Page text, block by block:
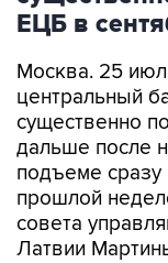
ЕЦБ в
Москва. 25
центральный
существенно
дальше после
подъеме сразу
прошлой
совета
Латвии